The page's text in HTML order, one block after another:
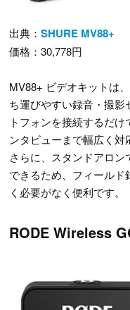
出典：SHURE MV88+
価格：30,778円
MV88+ ビデオキットは
ち運びやすい録音・撮
トフォンを接続するだ
ンタビューまで幅広く対
さらに、スタンドアロ
できるため、フィール
く必要がなく便利です。
RODE Wireless